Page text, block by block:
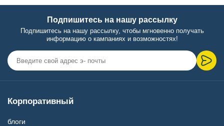
Подпишитесь на нашу рассылку
Подпишитесь на нашу рассылку, чтобы мгновенно получать
информацию о кампаниях и возможностях!
Корпоративный
блоги